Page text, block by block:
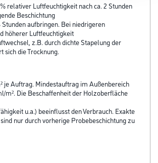
relativer Luftfeuchtigkeit nach ca. 2 Stunden
Beschichtung
aufbringen. Bei niedrigeren
höherer Luftfeuchtigkeit
z.B. durch dichte Stapelung der
sich die Trocknung.
je Auftrag. Mindestauftrag im Außenbereich
m². Die Beschaffenheit der Holzoberfläche
u.a.) beeinflusst den Verbrauch. Exakte
nur durch vorherige Probebeschichtung zu